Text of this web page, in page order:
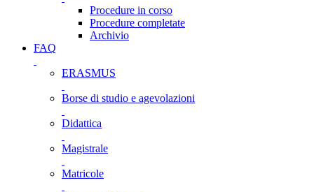
Procedure in corso
Procedure completate
Archivio
FAQ
ERASMUS
Borse di studio e agevolazioni
Didattica
Magistrale
Matricole